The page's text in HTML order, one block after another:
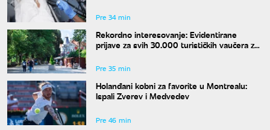
Pre 34 min
Rekordno interesovanje: Evidentirane
prijave za svih 30.000 turističkih vaučera za
Pre 35 min
Holanđani kobni za favorite u Montrealu:
Ispali Zverev i Medvedev
Pre 46 min